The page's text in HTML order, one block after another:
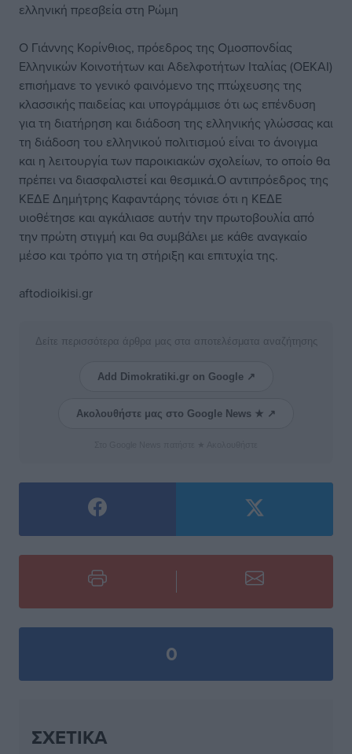
ελληνική πρεσβεία στη Ρώμη
Ο Γιάννης Κορίνθιος, πρόεδρος της Ομοσπονδίας
Ελληνικών Κοινοτήτων και Αδελφοτήτων Ιταλίας (ΟΕΚΑΙ)
επισήμανε το γενικό φαινόμενο της πτώχευσης της
κλασσικής παιδείας και υπογράμμισε ότι ως επένδυση
για τη διατήρηση και διάδοση της ελληνικής γλώσσας και
τη διάδοση του ελληνικού πολιτισμού είναι το άνοιγμα
και η λειτουργία των παροικιακών σχολείων, το οποίο θα
πρέπει να διασφαλιστεί και θεσμικά.Ο αντιπρόεδρος της
ΚΕΔΕ Δημήτρης Καφαντάρης τόνισε ότι η ΚΕΔΕ
υιοθέτησε και αγκάλιασε αυτήν την πρωτοβουλία από
την πρώτη στιγμή και θα συμβάλει με κάθε αναγκαίο
μέσο και τρόπο για τη στήριξη και επιτυχία της.
aftodioikisi.gr
Δείτε περισσότερα άρθρα μας στα αποτελέσματα αναζήτησης
Add Dimokratiki.gr on Google ↗
Ακολουθήστε μας στο Google News ★ ↗
0
ΣΧΕΤΙΚΆ